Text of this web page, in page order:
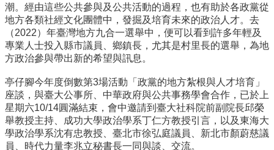
公
事
所
成
員
學
生
事
務
論
潮。 經由這些公共參與及公共活動的過程， 也有助於各政黨從
地方各類社經文化團體中， 發掘及培育未來的政治人才。去
（2022） 年臺灣地方九合一選舉中， 便可以看到許多年輕及
專業人士投入縣市議員、鄉鎮長， 尤其是村里長的選舉，為地
方政治參與帶出新的希望與訊息。
亭仔腳今年度倒數第3場活動「政黨的地方紮根與人才培育」
座談， 與臺大公事所、中華政府與公共事務學會合作，已於上
星期六10/14圓滿結束，會中邀請到臺大社科院前副院長邱榮
舉教授主持、
成功大學政治學系丁仁方教授引言， 以及東海大
學政治學系沈有忠教授、臺北市徐弘庭議員、 新北市顏蔚慈議
員、時代力量李兆立秘書長一同與談、交流。